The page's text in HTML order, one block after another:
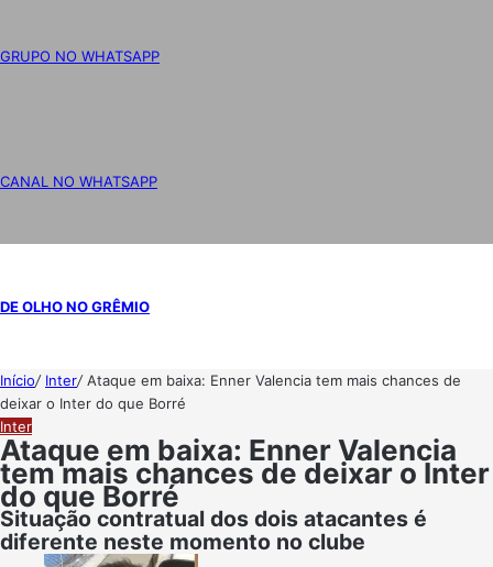
GRUPO NO WHATSAPP
CANAL NO WHATSAPP
DE OLHO NO GRÊMIO
Início/ Inter/Ataque em baixa: Enner Valencia tem mais chances de
deixar o Inter do que Borré
Inter
Ataque em baixa: Enner Valencia
tem mais chances de deixar o Inter
do que Borré
Situação contratual dos dois atacantes é
diferente neste momento no clube